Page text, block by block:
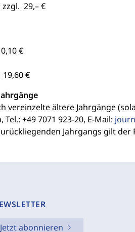
29,– €
€
€
vereinzelte ältere Jahrgänge
+49 7071 923-20, E-Mail:
Jahrgangs gilt der
Jetzt abonnieren